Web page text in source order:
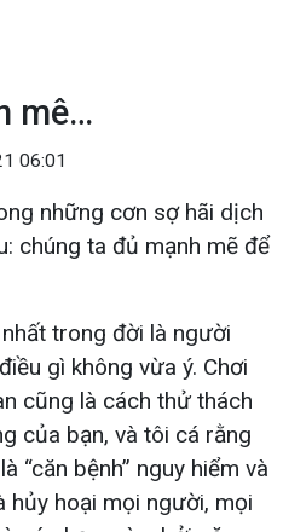
mê…
06:01
những cơn sợ hãi dịch
chúng ta đủ mạnh mẽ để
trong đời là người
gì không vừa ý. Chơi
cũng là cách thử thách
của bạn, và tôi cá rằng
“căn bệnh” nguy hiểm và
hủy hoại mọi người, mọi